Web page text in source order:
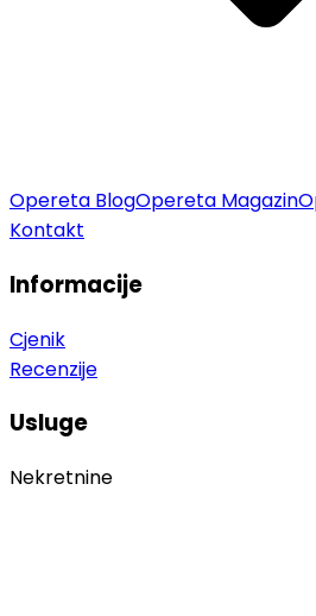
Opereta BlogOpereta Magazin
Kontakt
Informacije
Cjenik
Recenzije
Usluge
Nekretnine